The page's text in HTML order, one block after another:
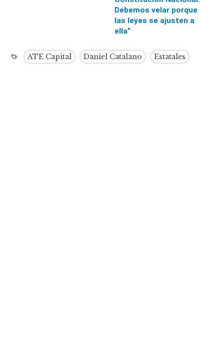
Debemos velar porque
las leyes se ajusten a
ella”
ATE Capital Daniel Catalano Estatales